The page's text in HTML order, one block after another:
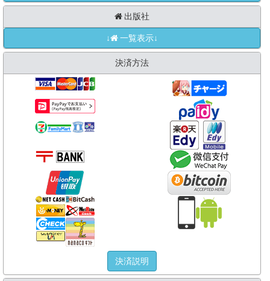
出版社
↓ 一覧表示↓
決済方法
決済説明